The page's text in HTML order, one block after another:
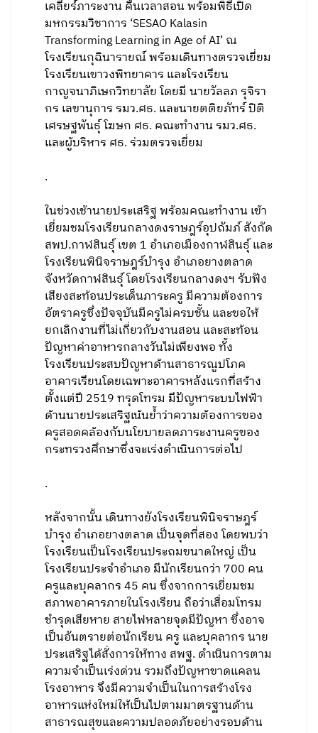
เคลียร์ภาระงาน คืนเวลาสอน พร้อมพิธีเปิด
มหกรรมวิชาการ ‘SESAO Kalasin
Transforming Learning in Age of AI’ ณ
โรงเรียนกุฉินารายณ์ พร้อมเดินทางตรวจเยี่ยม
โรงเรียนเขาวงพิทยาคาร และโรงเรียน
กาญจนาภิเษกวิทยาลัย โดยมี นายวัลลภ รุจิรา
กร เลขานุการ รมว.ศธ. และนายตติยภัทร์ ปิติ
เศรษฐพันธุ์ โฆษก ศธ. คณะทำงาน รมว.ศธ.
และผู้บริหาร ศธ. ร่วมตรวจเยี่ยม
.
ในช่วงเช้านายประเสริฐ พร้อมคณะทำงาน เข้า
เยี่ยมชมโรงเรียนกลางดงราษฎร์อุปถัมภ์ สังกัด
สพป.กาฬสินธุ์ เขต 1 อำเภอเมืองกาฬสินธุ์ และ
โรงเรียนพินิจราษฎร์บำรุง อำเภอยางตลาด
จังหวัดกาฬสินธุ์ โดยโรงเรียนกลางดงฯ รับฟัง
เสียงสะท้อนประเด็นภาระครู มีความต้องการ
อัตราครูซึ่งปัจจุบันมีครูไม่ครบชั้น และขอให้
ยกเลิกงานที่ไม่เกี่ยวกับงานสอน และสะท้อน
ปัญหาค่าอาหารกลางวันไม่เพียงพอ ทั้ง
โรงเรียนประสบปัญหาด้านสาธารณูปโภค
อาคารเรียนโดยเฉพาะอาคารหลังแรกที่สร้าง
ตั้งแต่ปี 2519 ทรุดโทรม มีปัญหาระบบไฟฟ้า
ด้านนายประเสริฐเน้นย้ำว่าความต้องการของ
ครูสอดคล้องกับนโยบายลดภาระงานครูของ
กระทรวงศึกษาซึ่งจะเร่งดำเนินการต่อไป
.
หลังจากนั้น เดินทางยังโรงเรียนพินิจราษฎร์
บำรุง อำเภอยางตลาด เป็นจุดที่สอง โดยพบว่า
โรงเรียนเป็นโรงเรียนประถมขนาดใหญ่ เป็น
โรงเรียนประจำอำเภอ มีนักเรียนกว่า 700 คน
ครูและบุคลากร 45 คน ซึ่งจากการเยี่ยมชม
สภาพอาคารภายในโรงเรียน ถือว่าเสื่อมโทรม
ชำรุดเสียหาย สายไฟหลายจุดมีปัญหา ซึ่งอาจ
เป็นอันตรายต่อนักเรียน ครู และบุคลากร นาย
ประเสริฐได้สั่งการให้ทาง สพฐ. ดำเนินการตาม
ความจำเป็นเร่งด่วน รวมถึงปัญหาขาดแคลน
โรงอาหาร จึงมีความจำเป็นในการสร้างโรง
อาหารแห่งใหม่ให้เป็นไปตามมาตรฐานด้าน
สาธารณสุขและความปลอดภัยอย่างรอบด้าน